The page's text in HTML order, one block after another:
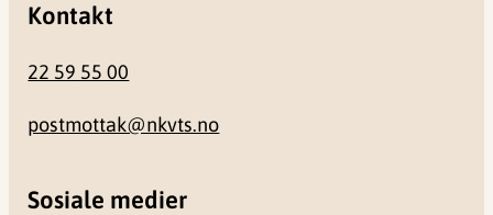
Kontakt
22 59 55 00
postmottak@nkvts.no
Sosiale medier